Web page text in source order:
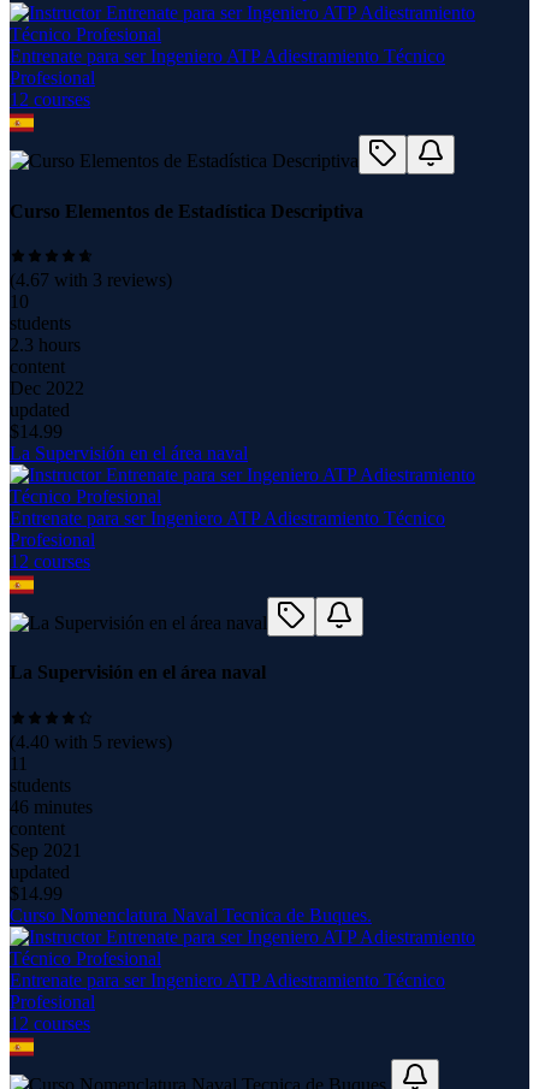
Entrenate para ser Ingeniero ATP Adiestramiento Técnico
Profesional
12 courses
Curso Elementos de Estadística Descriptiva
(4.67 with 3 reviews)
10
students
2.3 hours
content
Dec 2022
updated
$14.99
La Supervisión en el área naval
Entrenate para ser Ingeniero ATP Adiestramiento Técnico
Profesional
12 courses
La Supervisión en el área naval
(4.40 with 5 reviews)
11
students
46 minutes
content
Sep 2021
updated
$14.99
Curso Nomenclatura Naval Tecnica de Buques.
Entrenate para ser Ingeniero ATP Adiestramiento Técnico
Profesional
12 courses